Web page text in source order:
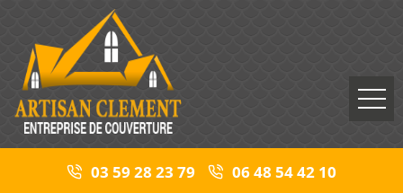
03 59 28 23 79 06 48 54 42 10